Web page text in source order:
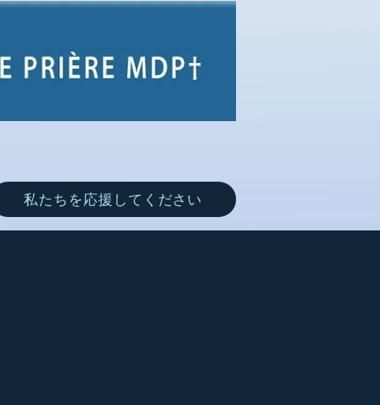
私たちを応援してください